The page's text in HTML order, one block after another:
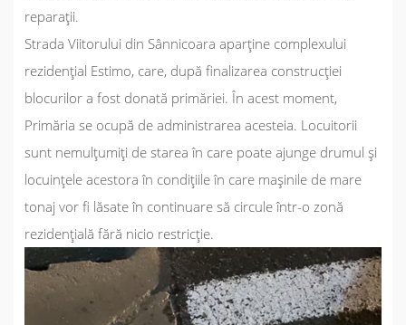
reparații.
Strada Viitorului din Sânnicoara aparține complexului
rezidențial Estimo, care, după finalizarea construcției
blocurilor a fost donată primăriei. În acest moment,
Primăria se ocupă de administrarea acesteia. Locuitorii
sunt nemulțumiți de starea în care poate ajunge drumul și
locuințele acestora în condițiile în care mașinile de mare
tonaj vor fi lăsate în continuare să circule într-o zonă
rezidențială fără nicio restricție.